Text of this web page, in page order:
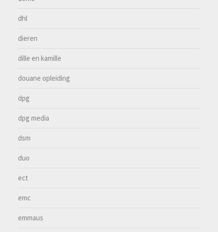
dhl
dieren
dille en kamille
douane opleiding
dpg
dpg media
dsm
duo
ect
emc
emmaus